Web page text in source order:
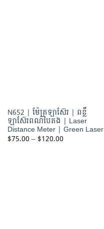
N652 | ម៉ែត្រឡាស៊ែរ | ពន្លឺ
ឡាស៊ែរពណ៌បៃតង | Laser
Distance Meter | Green Laser
$75.00 –$120.00Price
range: